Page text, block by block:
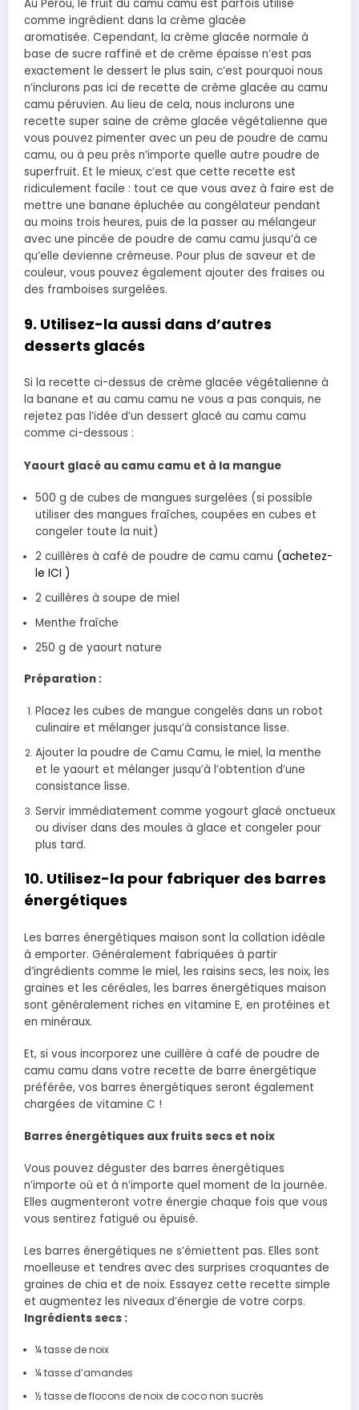
Au Pérou, le fruit du camu camu est parfois utilisé
comme ingrédient dans la crème glacée
aromatisée. Cependant, la crème glacée normale à
base de sucre raffiné et de crème épaisse n’est pas
exactement le dessert le plus sain, c’est pourquoi nous
n’inclurons pas ici de recette de crème glacée au camu
camu péruvien. Au lieu de cela, nous inclurons une
recette super saine de crème glacée végétalienne que
vous pouvez pimenter avec un peu de poudre de camu
camu, ou à peu près n’importe quelle autre poudre de
superfruit. Et le mieux, c’est que cette recette est
ridiculement facile : tout ce que vous avez à faire est de
mettre une banane épluchée au congélateur pendant
au moins trois heures, puis de la passer au mélangeur
avec une pincée de poudre de camu camu jusqu’à ce
qu’elle devienne crémeuse. Pour plus de saveur et de
couleur, vous pouvez également ajouter des fraises ou
des framboises surgelées.
9. Utilisez-la aussi dans d’autres
desserts glacés
Si la recette ci-dessus de crème glacée végétalienne à
la banane et au camu camu ne vous a pas conquis, ne
rejetez pas l’idée d’un dessert glacé au camu camu
comme ci-dessous :
Yaourt glacé au camu camu et à la mangue
500 g de cubes de mangues surgelées (si possible
utiliser des mangues fraîches, coupées en cubes et
congeler toute la nuit)
2 cuillères à café de poudre de camu camu (achetez-
le ICI )
2 cuillères à soupe de miel
Menthe fraîche
250 g de yaourt nature
Préparation :
Placez les cubes de mangue congelés dans un robot
culinaire et mélanger jusqu’à consistance lisse.
Ajouter la poudre de Camu Camu, le miel, la menthe
et le yaourt et mélanger jusqu’à l’obtention d’une
consistance lisse.
Servir immédiatement comme yogourt glacé onctueux
ou diviser dans des moules à glace et congeler pour
plus tard.
10. Utilisez-la pour fabriquer des barres
énergétiques
Les barres énergétiques maison sont la collation idéale
à emporter. Généralement fabriquées à partir
d’ingrédients comme le miel, les raisins secs, les noix, les
graines et les céréales, les barres énergétiques maison
sont généralement riches en vitamine E, en protéines et
en minéraux.
Et, si vous incorporez une cuillère à café de poudre de
camu camu dans votre recette de barre énergétique
préférée, vos barres énergétiques seront également
chargées de vitamine C !
Barres énergétiques aux fruits secs et noix
Vous pouvez déguster des barres énergétiques
n’importe où et à n’importe quel moment de la journée.
Elles augmenteront votre énergie chaque fois que vous
vous sentirez fatigué ou épuisé.
Les barres énergétiques ne s’émiettent pas. Elles sont
moelleuse et tendres avec des surprises croquantes de
graines de chia et de noix. Essayez cette recette simple
et augmentez les niveaux d’énergie de votre corps.
Ingrédients secs :
¼ tasse de noix
¼ tasse d’amandes
½ tasse de flocons de noix de coco non sucrés